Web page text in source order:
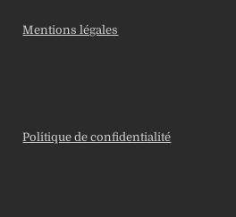
Mentions légales
Politique de confidentialité